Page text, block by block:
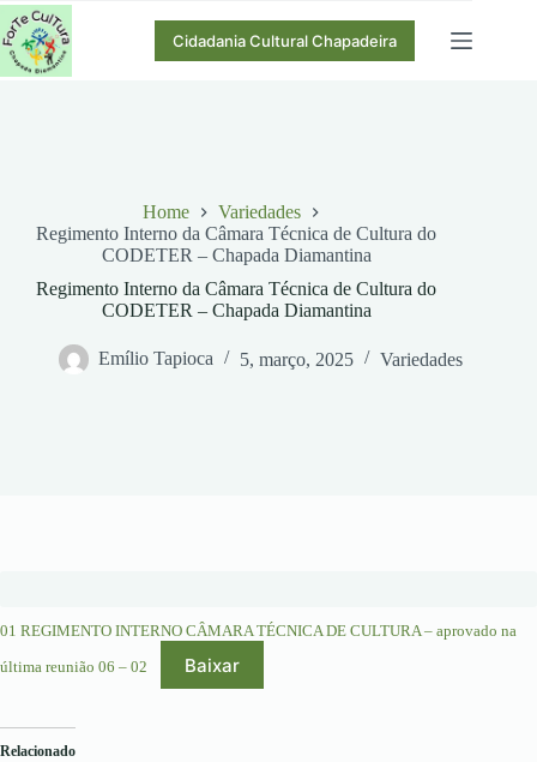
Pular
para
o
conteúdo
Cidadania Cultural Chapadeira
Home
Variedades
Regimento Interno da Câmara Técnica de Cultura do
CODETER – Chapada Diamantina
Regimento Interno da Câmara Técnica de Cultura do
CODETER – Chapada Diamantina
Emílio Tapioca 5, março, 2025 Variedades
01 REGIMENTO INTERNO CÂMARA TÉCNICA DE CULTURA – aprovado na
última reunião 06 – 02 Baixar
Relacionado